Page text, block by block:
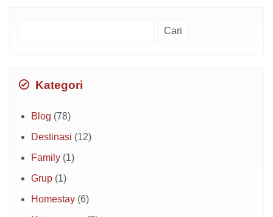
Kategori
Blog (78)
Destinasi (12)
Family (1)
Grup (1)
Homestay (6)